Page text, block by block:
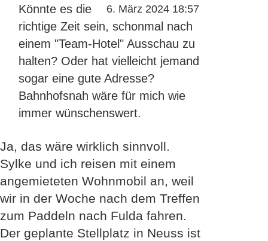
6. März 2024 18:57
Könnte es die
richtige Zeit sein, schonmal nach
einem "Team-Hotel" Ausschau zu
halten? Oder hat vielleicht jemand
sogar eine gute Adresse?
Bahnhofsnah wäre für mich wie
immer wünschenswert.
Ja, das wäre wirklich sinnvoll.
Sylke und ich reisen mit einem
angemieteten Wohnmobil an, weil
wir in der Woche nach dem Treffen
zum Paddeln nach Fulda fahren.
Der geplante Stellplatz in Neuss ist